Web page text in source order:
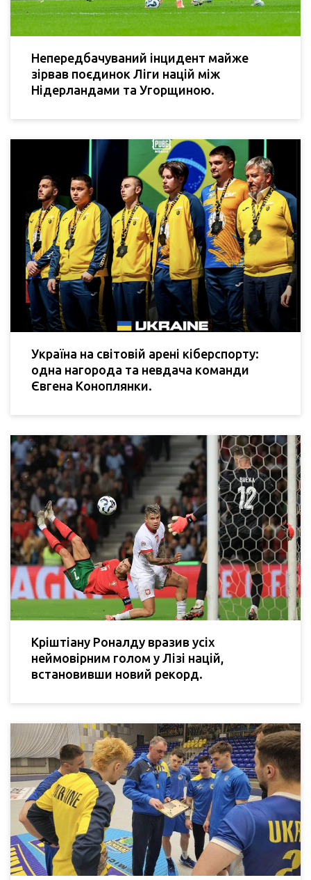
Непередбачуваний інцидент майже
зірвав поєдинок Ліги націй між
Нідерландами та Угорщиною.
Україна на світовій арені кіберспорту:
одна нагорода та невдача команди
Євгена Коноплянки.
Кріштіану Роналду вразив усіх
неймовірним голом у Лізі націй,
встановивши новий рекорд.